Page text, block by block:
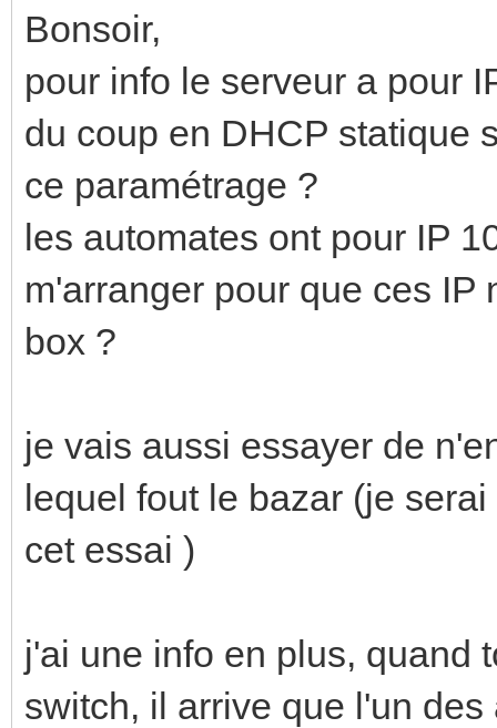
Bonsoir,
pour info le serveur a pour
du coup en DHCP statique
ce paramétrage ?
les automates ont pour IP
m'arranger pour que ces
box ?
je vais aussi essayer de
lequel fout le bazar (je
cet essai )
j'ai une info en plus, quand
switch, il arrive que l'un